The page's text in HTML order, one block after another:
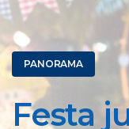
PANORAMA
Festa